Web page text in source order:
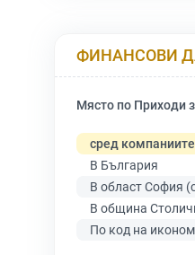
ФИНАНСОВИ
Място по Приходи
сред компаниите
В България
В област София
В община
По код на